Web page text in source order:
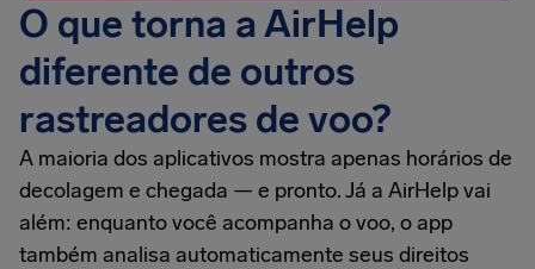
O que torna a AirHelp
diferente de outros
rastreadores de voo?
A maioria dos aplicativos mostra apenas horários de
decolagem e chegada — e pronto. Já a AirHelp vai
além: enquanto você acompanha o voo, o app
também analisa automaticamente seus direitos